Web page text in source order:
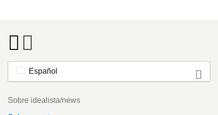
Español
Footer
Sobre idealista/news